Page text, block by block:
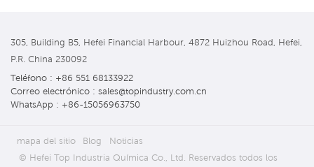
305, Building B5, Hefei Financial Harbour, 4872 Huizhou Road, Hefei,
P.R. China 230092
Teléfono : +86 551 68133922
Correo electrónico : sales@topindustry.com.cn
WhatsApp : +86-15056963750
mapa del sitio Blog
Noticias
© Hefei Top Industria Química Co., Ltd. Reservados todos los